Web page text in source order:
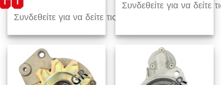
Συνδεθείτε για να δείτε τις τιμές
Συνδεθείτε για να δείτε